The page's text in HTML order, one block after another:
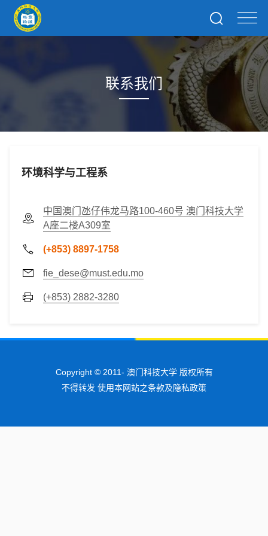
联系我们
环境科学与工程系
中国澳门氹仔伟龙马路100-460号 澳门科技大学
A座二楼A309室
(+853) 8897-1758
fie_dese@must.edu.mo
(+853) 2882-3280
Copyright © 2011- 澳门科技大学 版权所有
不得转发 使用本网站之条款及隐私政策